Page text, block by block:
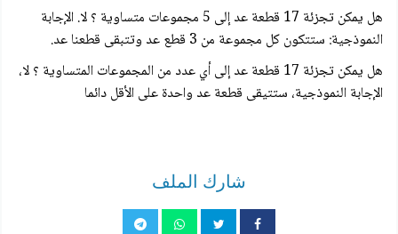
هل يمكن تجزئة 17 قطعة عد إلى 5 مجموعات متساوية ؟ لا. الإجابة
النموذجية: ستتكون كل مجموعة من 3 قطع عد وتتبقی قطعنا عد.
هل يمكن تجزئة 17 قطعة عد إلى أي عدد من المجموعات المتساوية ؟ لا،
الإجابة النموذجية، ستتيقى قطعة عد واحدة على الأقل دائما
شارك الملف